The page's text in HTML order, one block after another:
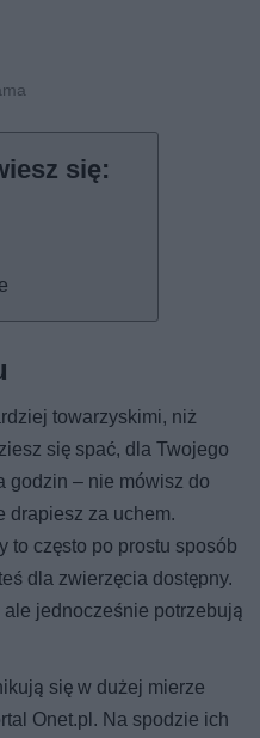
towarzyskimi, niż
się spać, dla Twojego
godzin – nie mówisz do
drapiesz za uchem.
to często po prostu sposób
dla zwierzęcia dostępny.
jednocześnie potrzebują
się w dużej mierze
Onet.pl. Na spodzie ich